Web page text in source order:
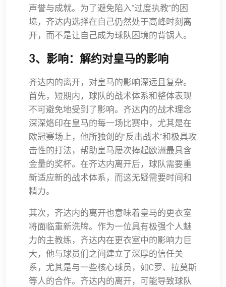
声誉与成就。为了避免陷入“过度执教”的困
境，齐达内选择在自己仍然处于高峰时刻离
开，而不是让自己成为球队困境的背锅人。
3、影响：解约对皇马的影响
齐达内的离开，对皇马的影响深远且复杂。
首先，短期内，球队的战术体系和整体表现
不可避免地受到了影响。齐达内的战术理念
深深烙印在皇马的每一场比赛中，尤其是在
欧冠赛场上，他所独创的“反击战术”和极具攻
击性的打法，帮助皇马屡次捧起欧洲最具含
金量的奖杯。在齐达内离开后，球队需要重
新适应新的战术体系，而这无疑需要时间和
精力。
其次，齐达内的离开也意味着皇马的更衣室
将面临重新洗牌。作为一位具有极强个人魅
力的主教练，齐达内在更衣室中的影响力巨
大，他与球员们之间建立了深厚的信任关
系，尤其是与一些核心球员，如C罗、拉莫斯
等人的合作。齐达内的离开，可能导致球队